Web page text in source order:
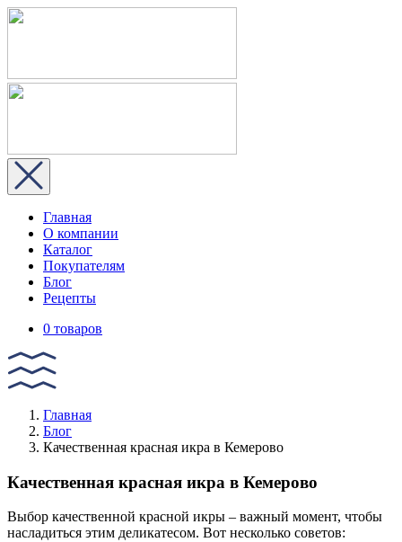
Главная
О компании
Каталог
Покупателям
Блог
Рецепты
0 товаров
Главная
Блог
Качественная красная икра в Кемерово
Качественная красная икра в Кемерово
Выбор качественной красной икры – важный момент, чтобы
насладиться этим деликатесом. Вот несколько советов: